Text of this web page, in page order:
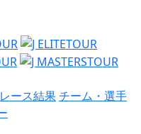
レース結果チーム・選手